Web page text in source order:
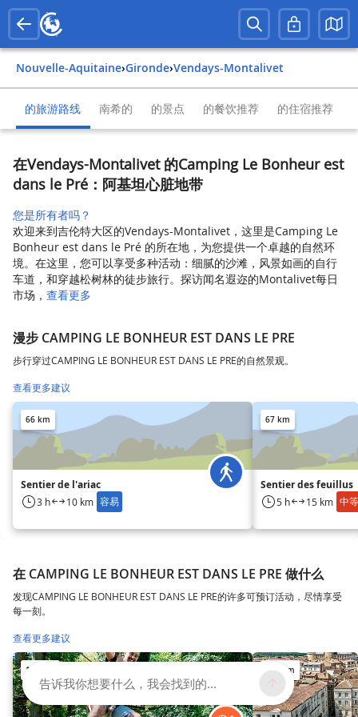
Nouvelle-Aquitaine› Gironde› Vendays-Montalivet
的旅游路线 南希的 的景点 的餐饮推荐 的住宿推荐
在Vendays-Montalivet 的Camping Le Bonheur est
dans le Pré：阿基坦心脏地带
您是所有者吗？
欢迎来到吉伦特大区的Vendays-Montalivet，这里是Camping Le
Bonheur est dans le Pré 的所在地，为您提供一个卓越的自然环
境。在这里，您可以享受多种活动：细腻的沙滩，风景如画的自行
车道，和穿越松树林的徒步旅行。探访闻名遐迩的Montalivet每日
市场， 查看更多
漫步 CAMPING LE BONHEUR EST DANS LE PRE
步行穿过CAMPING LE BONHEUR EST DANS LE PRE的自然景观。
查看更多建议
66 km
Sentier de l'ariac
3 h 10 km 容易
67 km
Sentier des feuillus
5 h 15 km 中等
在 CAMPING LE BONHEUR EST DANS LE PRE 做什么
发现CAMPING LE BONHEUR EST DANS LE PRE的许多可预订活动，尽情享受
每一刻。
查看更多建议
102 km 104 km
告诉我你想要什么，我会找到的...